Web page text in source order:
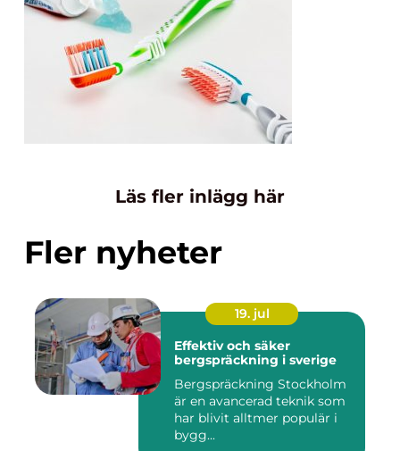
Läs fler inlägg här
Fler nyheter
19. jul
Effektiv och säker
bergspräckning i sverige
Bergspräckning Stockholm
är en avancerad teknik som
har blivit alltmer populär i
bygg...